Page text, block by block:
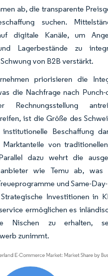
ab, die transparente
suchen.
digitale Kanäle, um
Lagerbestände zu
von B2B verstärkt.
priorisieren die
die Nachfrage nach Punch-
Rechnungsstellung
ist die Größe des
Beschaffung
Marktanteile von
dazu wehrt die
wie Temu ab, was
und Same-
Investitionen in
ermöglichen es
Nischen zu erhalten,
zunimmt.